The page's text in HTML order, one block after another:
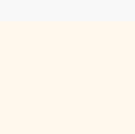
还扬言要打爆你的狗头。
给你的痛苦越深，其镇痛剂之价
构，如有雷同纯属巧合。
哈哈，一个卧底卧成公司老大的